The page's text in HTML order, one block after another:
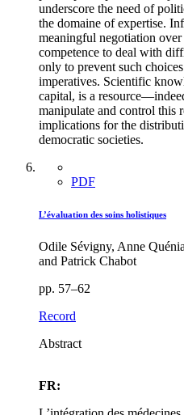
underscore the need of
the domaine of expertise.
meaningful negotiation
competence to deal with
only to prevent such
imperatives. Scientific
capital, is a
manipulate and control this
implications for the
democratic societies.
PDF
L’évaluation des soins holistiques
Odile Sévigny, Anne
and Patrick Chabot
pp. 57–62
Record
Abstract
FR: